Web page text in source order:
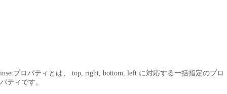
insetプロパティとは、 top, right, bottom, left に対応する一括指定のプロ
パティです。